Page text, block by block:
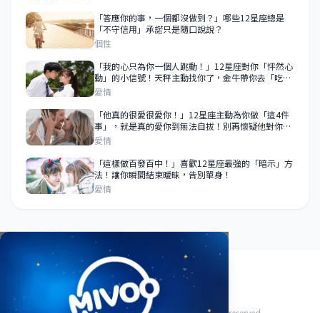
「答應你的事，一個都沒做到？」哪些12星座總是
「不守信用」承諾只是隨口說說？
個性
「我的心只為你一個人跳動！」12星座對你「怦然心
動」的小信號！天秤主動找你了，金牛帶你去「吃好
吃的」！
愛情
「他真的很愛很愛你！」12星座主動為你做「這4件
事」，就是真的愛你到無法自拔！別再懷疑他對你的
愛！
愛情
「這樣做百發百中！」喜歡12星座最強的「暗示」方
法！讓你瞬間結束曖昧，告別單身！
愛情
關於我們使用條款 隱私政策聯絡我們